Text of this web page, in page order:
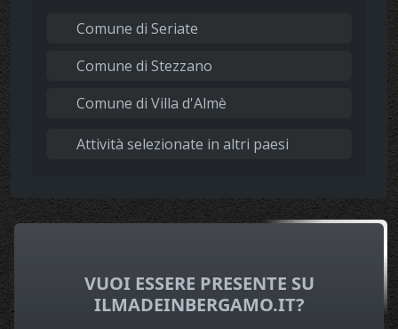
Comune di Seriate
Comune di Stezzano
Comune di Villa d'Almè
Attività selezionate in altri paesi
VUOI ESSERE PRESENTE SU
ILMADEINBERGAMO.IT?